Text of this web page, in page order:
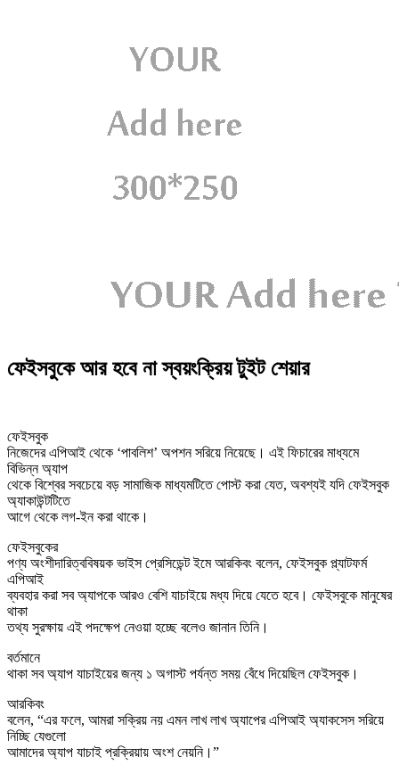
ফেইসবুকে আর হবে না স্বয়ংক্রিয় টুইট শেয়ার
ফেইসবুক
নিজেদের এপিআই থেকে ‘পাবলিশ’ অপশন সরিয়ে নিয়েছে। এই ফিচারের মাধ্যমে
বিভিন্ন অ্যাপ
থেকে বিশ্বের সবচেয়ে বড় সামাজিক মাধ্যমটিতে পোস্ট করা যেত, অবশ্যই যদি ফেইসবুক
অ্যাকাউন্টটিতে
আগে থেকে লগ-ইন করা থাকে।
ফেইসবুকের
পণ্য অংশীদারিত্ববিষয়ক ভাইস প্রেসিডেন্ট ইমে আরকিবং বলেন, ফেইসবুক প্ল্যাটফর্ম
এপিআই
ব্যবহার করা সব অ্যাপকে আরও বেশি যাচাইয়ে মধ্য দিয়ে যেতে হবে। ফেইসবুকে মানুষের
থাকা
তথ্য সুরক্ষায় এই পদক্ষেপ নেওয়া হচ্ছে বলেও জানান তিনি।
বর্তমানে
থাকা সব অ্যাপ যাচাইয়ের জন্য ১ অগাস্ট পর্যন্ত সময় বেঁধে দিয়েছিল ফেইসবুক।
আরকিবং
বলেন, “এর ফলে, আমরা সক্রিয় নয় এমন লাখ লাখ অ্যাপের এপিআই অ্যাকসেস সরিয়ে
নিচ্ছি যেগুলো
আমাদের অ্যাপ যাচাই প্রক্রিয়ায় অংশ নেয়নি।”